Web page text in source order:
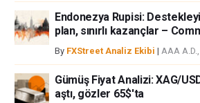
Endonezya Rupisi:
plan, sınırlı kazançlar –
By FXStreet Analiz Ekibi | AAA
Gümüş Fiyat Analizi: XAG/
aştı, gözler 65$'ta